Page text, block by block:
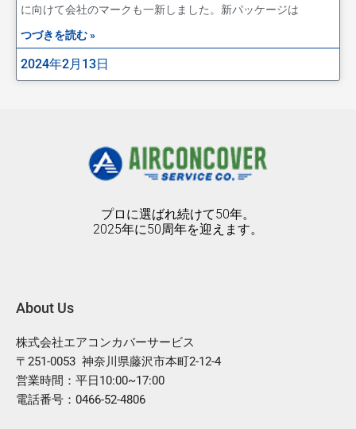
に向けて会社のマークも一新しました。新パッケージは
つづきを読む »
2024年2月13日
プロに選ばれ続けて50年。
2025年に50周年を迎えます。
About Us
株式会社エアコンカバーサービス
〒251-0053 神奈川県藤沢市本町2-12-4
営業時間：平日10:00~17:00
電話番号：0466-52-4806